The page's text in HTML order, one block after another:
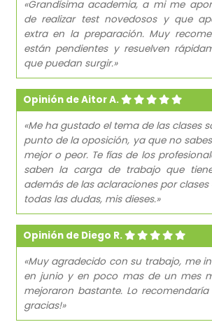
«Grandísima academia, a mi me
de realizar test novedosos y que
extra en la preparación. Muy
están pendientes y resuelven
que puedan surgir.»
Opinión de Aitor A.
«Me ha gustado el tema de las clases
punto de la oposición, ya que no
mejor o peor. Te fías de los
saben la carga de trabajo que
además de las aclaraciones por clases
todas las dudas, mis dieses.»
Opinión de Diego R.
«Muy agradecido con su trabajo, me
en junio y en poco mas de un mes
mejoraron bastante. Lo
gracias!»